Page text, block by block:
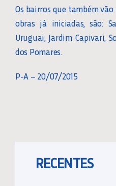
Os bairros que também vão
obras já iniciadas, são:
Uruguai, Jardim Capivari,
dos Pomares.
P-A – 20/07/2015
RECENTES